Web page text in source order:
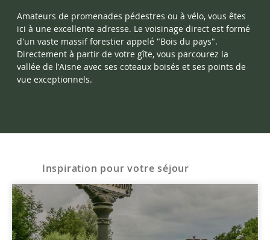
Amateurs de promenades pédestres ou à vélo, vous êtes
ici à une excellente adresse. Le voisinage direct est formé
d'un vaste massif forestier appelé "Bois du pays".
Directement à partir de votre gîte, vous parcourez la
vallée de l'Aisne avec ses coteaux boisés et ses points de
vue exceptionnels.
Inspiration pour votre séjour